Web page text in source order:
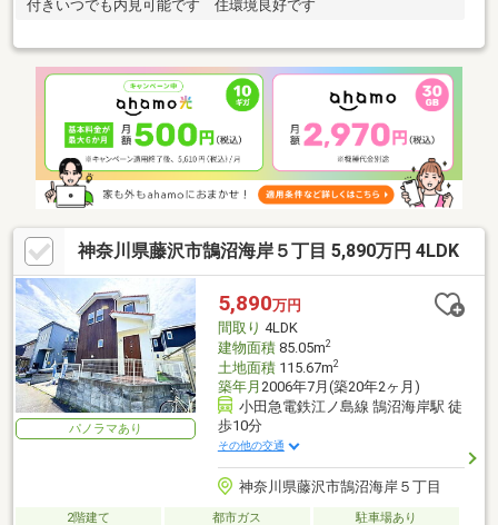
付きいつでも内見可能です 住環境良好です
神奈川県藤沢市鵠沼海岸５丁目 5,890万円 4LDK
パノラマあり
5,890万円
間取り 4LDK
建物面積85.05m2
土地面積115.67m2
築年月 2006年7月(築20年2ヶ月)
小田急電鉄江ノ島線 鵠沼海岸駅 徒
歩10分
その他の交通
神奈川県藤沢市鵠沼海岸５丁目
2階建て 都市ガス
駐車場あり